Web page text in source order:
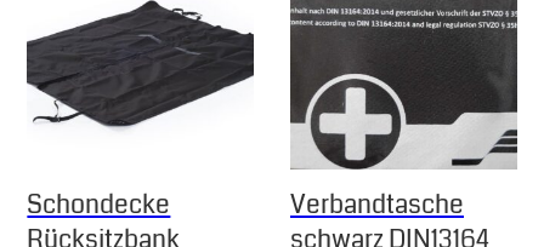
Schondecke
Rücksitzbank
Verbandtasche
schwarz DIN13164